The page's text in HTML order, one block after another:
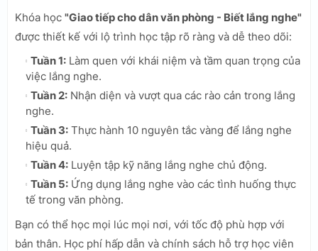
Khóa học "Giao tiếp cho dân văn phòng - Biết lắng nghe"
được thiết kế với lộ trình học tập rõ ràng và dễ theo dõi:
Tuần 1: Làm quen với khái niệm và tầm quan trọng của
việc lắng nghe.
Tuần 2: Nhận diện và vượt qua các rào cản trong lắng
nghe.
Tuần 3: Thực hành 10 nguyên tắc vàng để lắng nghe
hiệu quả.
Tuần 4: Luyện tập kỹ năng lắng nghe chủ động.
Tuần 5: Ứng dụng lắng nghe vào các tình huống thực
tế trong văn phòng.
Bạn có thể học mọi lúc mọi nơi, với tốc độ phù hợp với
bản thân. Học phí hấp dẫn và chính sách hỗ trợ học viên